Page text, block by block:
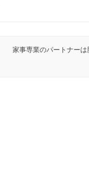
家事専業のパートナー